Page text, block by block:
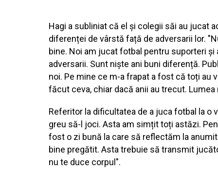
Hagi a subliniat că el și colegii săi au jucat
diferenței de vârstă față de adversarii lor.
bine. Noi am jucat fotbal pentru suporteri
adversarii. Sunt niște ani buni diferență.
noi. Pe mine ce m-a frapat a fost că toți au
făcut ceva, chiar dacă anii au trecut.
Referitor la dificultatea de a juca fotbal la o
greu să-l joci. Asta am simțit toți astăzi.
fost o zi bună la care să reflectăm la
bine pregătit. Asta trebuie să transmit
nu te duce corpul".